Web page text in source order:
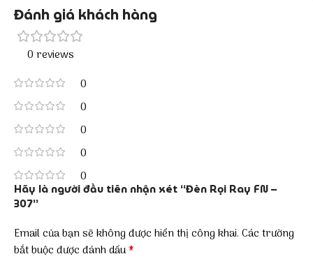
Đánh giá khách hàng
0 reviews
0
0
0
0
0
Hãy là người đầu tiên nhận xét “Đèn Rọi Ray FN –
307”
Email của bạn sẽ không được hiển thị công khai. Các trường
bắt buộc được đánh dấu*